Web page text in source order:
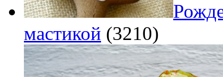
мастикой (3210)